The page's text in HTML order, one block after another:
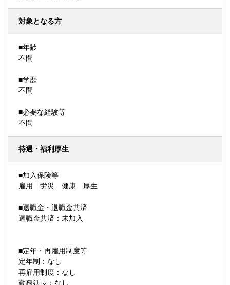
対象となる方
■年齢
不問
■学歴
不問
■必要な経験等
不問
待遇・福利厚生
■加入保険等
雇用 労災 健康 厚生
■退職金・退職金共済
退職金共済：未加入
■定年・再雇用制度等
定年制：なし
再雇用制度：なし
勤務延長：なし